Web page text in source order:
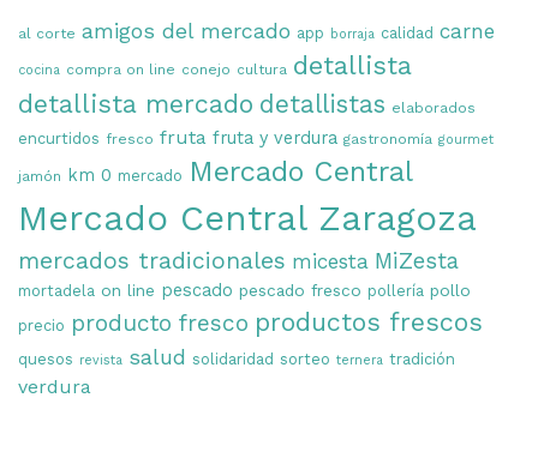
al corte amigos del mercado app borraja calidad carne
cocina compra on line conejo cultura detallista
detallista mercado detallistas elaborados
encurtidos fresco fruta fruta y verdura gastronomía gourmet
jamón km 0 mercado Mercado Central
Mercado Central Zaragoza
mercados tradicionales micesta MiZesta
mortadela on line pescado pescado fresco pollería pollo
precio producto fresco productos frescos
quesos revista salud solidaridad sorteo ternera tradición
verdura